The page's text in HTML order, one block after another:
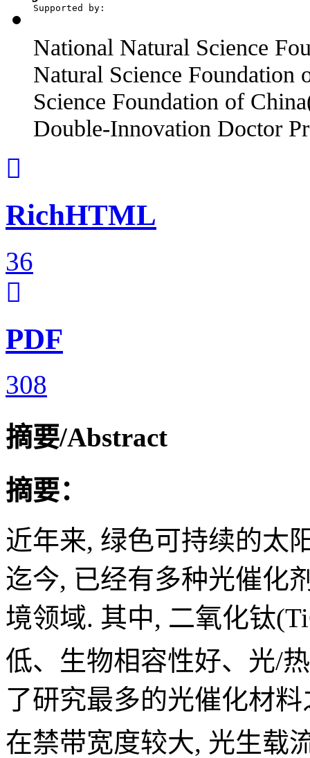
Supported by:
National Natural Science
Natural Science
Science Foundation of
Double-Innovation Doctor
RichHTML
36
PDF
308
摘要/Abstract
摘要：
近年来, 绿色可持续的太
迄今, 已经有多种光催化
境领域. 其中, 二氧化钛
低、生物相容性好、光/
了研究最多的光催化材
在禁带宽度较大, 光生载